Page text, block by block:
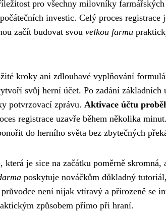
pro všechny milovníky
investic. Celý proces registrace
začít budovat svou velkou farmu
kroky ani zdlouhavé vyplňování
svůj herní účet. Po zadání základních
potvrzovací zprávu. Aktivace účtu
registrace uzavře během několika
do herního světa bez zbytečných
je sice na začátku poměrně skromná,
poskytuje nováčkům důkladný
není nijak vtíravý a přirozeně se
způsobem přímo při hraní.